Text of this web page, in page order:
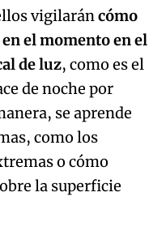
vigilaráncómo
el momento en el
de luz, como es el
de noche por
se aprende
como los
o cómo
la superficie